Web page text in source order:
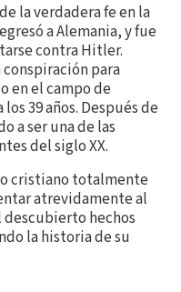
la verdadera fe en la
a Alemania, y fue
contra Hitler.
para
en el campo de
39 años. Después de
a ser una de las
del siglo XX.
cristiano totalmente
atrevidamente al
descubierto hechos
la historia de su